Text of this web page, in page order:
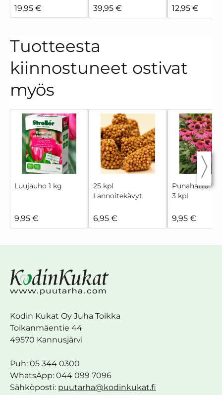
19,95 € 39,95 € 12,95 €
Tuotteesta
kiinnostuneet ostivat
myös
Luujauho 1 kg
9,95 €
25 kpl
Lannoitekävyt
6,95 €
Punahattu
3 kpl
9,95 €
Kodin Kukat Oy Juha Toikka
Toikanmäentie 44
49570 Kannusjärvi
Puh: 05 344 0300
WhatsApp: 044 099 7096
Sähköposti: puutarha@kodinkukat.fi